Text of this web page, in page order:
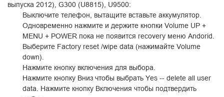
выпуска 2012), G300 (U8815), U9500:
Выключите телефон, вытащите вставьте аккумулятор.
Одновременно нажмите и держите кнопки Volume UP +
MENU + POWER пока не появится recovery меню Andorid.
Выберите Factory reset /wipe data (нажимайте Volume
down).
Нажмите кнопку включения для выбора.
Нажмите кнопку Вниз чтобы выбрать Yes -- delete all user
data. Нажмите кнопку Включения чтобы подтвердить